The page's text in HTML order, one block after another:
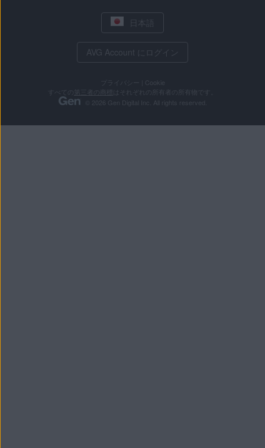
日本語
AVG Account にログイン
プライバシー
Cookie
第三者の商標
はそれぞれの所有者の所有物です。
© 2026 Gen Digital Inc. All rights reserved.